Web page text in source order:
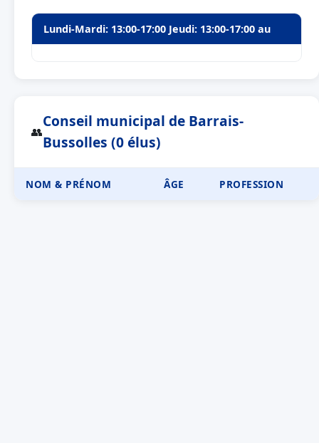
Lundi-Mardi: 13:00-17:00 Jeudi: 13:00-17:00 au
👥
Conseil municipal de Barrais-
Bussolles (0 élus)
NOM & PRÉNOM ÂGE PROFESSION